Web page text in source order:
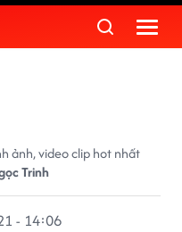
ảnh, video clip hot nhất
Trinh
- 14:06